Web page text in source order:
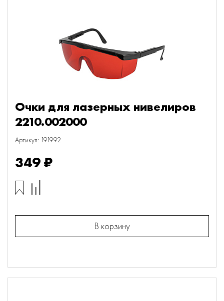
Очки для лазерных нивелиров
2210.002000
Артикул: 191992
349 ₽
В корзину